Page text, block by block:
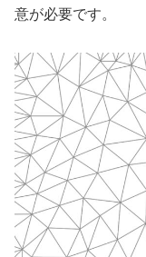
意が必要です。